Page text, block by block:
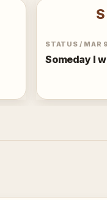
S
STATUS / MAR
Someday I